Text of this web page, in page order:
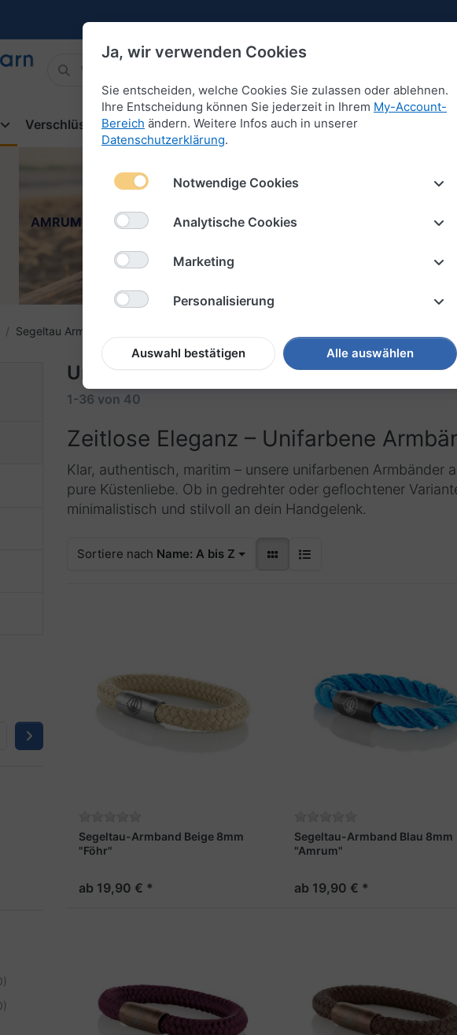
Verschlüsse für Armbänder Anhänger für Armbänder
AMRUM
FÖHR
Segeltau Armband
Unifarben
1-36 von 40
Zeitlose Eleganz – Unifarbene
Klar, authentisch, maritim – unsere unifarbenen Armbänder
pure Küstenliebe. Ob in gedrehter oder geflochtener
minimalistisch und stilvoll an dein Handgelenk.
Sortiere nach Name: A bis Z
Segeltau-Armband Beige 8mm
"Föhr"
ab 19,90 € *
Segeltau-Armband Blau 8mm
"Amrum"
ab 19,90 € *
Ja, wir verwenden Cookies
Sie entscheiden, welche Cookies Sie zulassen oder ablehnen.
Ihre Entscheidung können Sie jederzeit in Ihrem My-Account-
Bereich ändern. Weitere Infos auch in unserer
Datenschutzerklärung.
Notwendige Cookies
Analytische Cookies
Marketing
Personalisierung
Auswahl bestätigen Alle auswählen